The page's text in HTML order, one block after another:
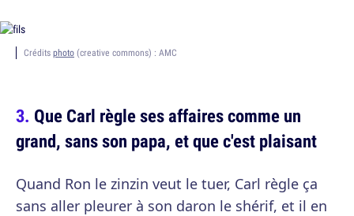
Crédits photo (creative commons) : AMC
Que Carl règle ses affaires comme un
grand, sans son papa, et que c'est plaisant
Quand Ron le zinzin veut le tuer, Carl règle ça
sans aller pleurer à son daron le shérif, et il en